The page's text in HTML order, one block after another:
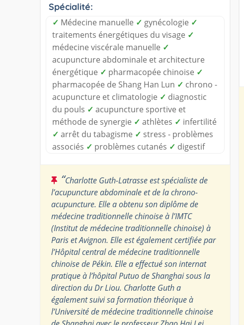
Spécialité:
✓ Médecine manuelle ✓ gynécologie ✓
traitements énergétiques du visage ✓
médecine viscérale manuelle ✓
acupuncture abdominale et architecture
énergétique ✓ pharmacopée chinoise ✓
pharmacopée de Shang Han Lun ✓ chrono -
acupuncture et climatologie ✓ diagnostic
du pouls ✓ acupuncture sportive et
méthode de synergie ✓ athlètes ✓ infertilité
✓ arrêt du tabagisme ✓ stress - problèmes
associés ✓ problèmes cutanés ✓ digestif
“Charlotte Guth-Latrasse est spécialiste de
l’acupuncture abdominale et de la chrono-
acupuncture. Elle a obtenu son diplôme de
médecine traditionnelle chinoise à l’IMTC
(Institut de médecine traditionnelle chinoise) à
Paris et Avignon. Elle est également certifiée par
l’Hôpital central de médecine traditionnelle
chinoise de Pékin. Elle a effectué son internat
pratique à l’hôpital Putuo de Shanghai sous la
direction du Dr Liou. Charlotte Guth a
également suivi sa formation théorique à
l’Université de médecine traditionnelle chinoise